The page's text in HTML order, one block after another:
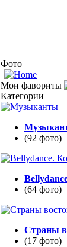
Фото
Мои фавориты
Категории
(92 фото)
(64 фото)
Страны
(17 фото)